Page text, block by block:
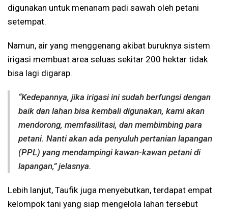
digunakan untuk menanam padi sawah oleh petani
setempat.
Namun, air yang menggenang akibat buruknya sistem
irigasi membuat area seluas sekitar 200 hektar tidak
bisa lagi digarap.
“Kedepannya, jika irigasi ini sudah berfungsi dengan
baik dan lahan bisa kembali digunakan, kami akan
mendorong, memfasilitasi, dan membimbing para
petani. Nanti akan ada penyuluh pertanian lapangan
(PPL) yang mendampingi kawan-kawan petani di
lapangan,” jelasnya.
Lebih lanjut, Taufik juga menyebutkan, terdapat empat
kelompok tani yang siap mengelola lahan tersebut